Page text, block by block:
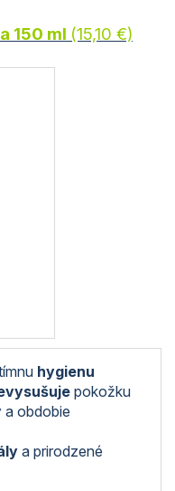
150 ml (15,10 €)
hygienu
pokožku
a obdobie
a prirodzené